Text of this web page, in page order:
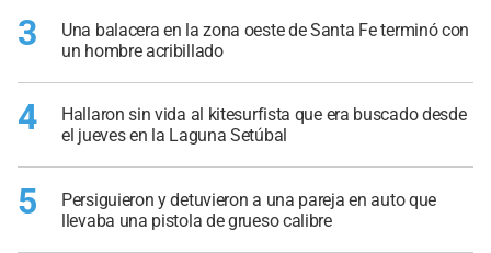
3
Una balacera en la zona oeste de Santa Fe terminó con
un hombre acribillado
4
Hallaron sin vida al kitesurfista que era buscado desde
el jueves en la Laguna Setúbal
5
Persiguieron y detuvieron a una pareja en auto que
llevaba una pistola de grueso calibre